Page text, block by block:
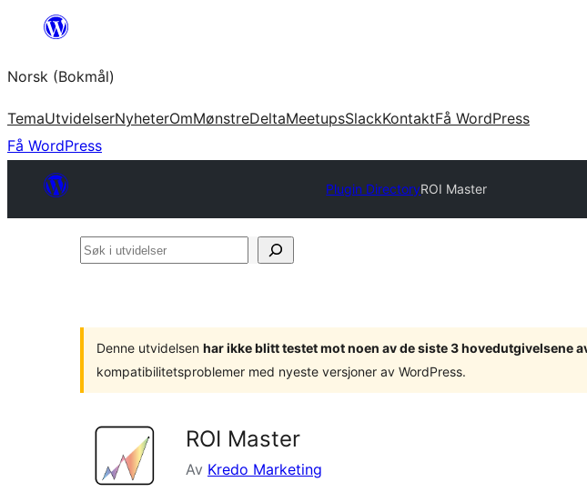
Hopp
innhold
Norsk (Bokmål)
TemaUtvidelserNyheterOmMønstreDeltaMeetupsSlackKontaktFå WordPress
Få WordPress
Plugin DirectoryROI Master
Søk
Denne utvidelsen har ikke blitt testet mot noen av de siste 3 hovedutgivelsene
kompatibilitetsproblemer med nyeste versjoner av WordPress.
ROI Master
Av Kredo Marketing